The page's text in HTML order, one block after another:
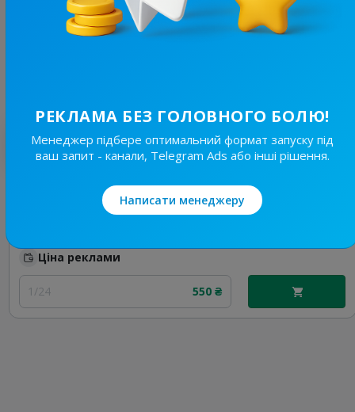
Ціна реклами
Найкращі за темою
45.8K/
Корисні Поради
Ціна реклами
1/24 550 ₴
РЕКЛАМА БЕЗ ГОЛОВНОГО БОЛЮ!
Менеджер підбере оптимальний формат запуску під
ваш запит - канали, Telegram Ads або інші рішення.
Написати менеджеру